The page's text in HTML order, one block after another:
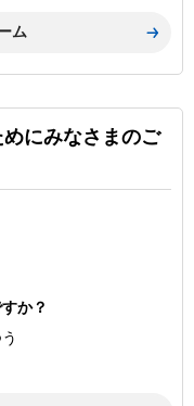
にみなさまのご
か？